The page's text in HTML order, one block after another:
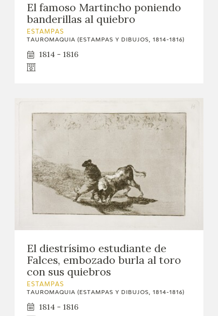
CATÁLOGO
GOYA EN EL MUNDO
GOYA EN ARAGÓN
TIENDA
TIENDA ONLINE
EDUCA
RECURSOS EDUCATIVOS
El famoso Martincho poniendo
banderillas al quiebro
ESTAMPAS
TAUROMAQUIA (ESTAMPAS Y DIBUJOS, 1814-1816)
1814 - 1816
El diestrísimo estudiante de
Falces, embozado burla al toro
con sus quiebros
ESTAMPAS
TAUROMAQUIA (ESTAMPAS Y DIBUJOS, 1814-1816)
1814 - 1816